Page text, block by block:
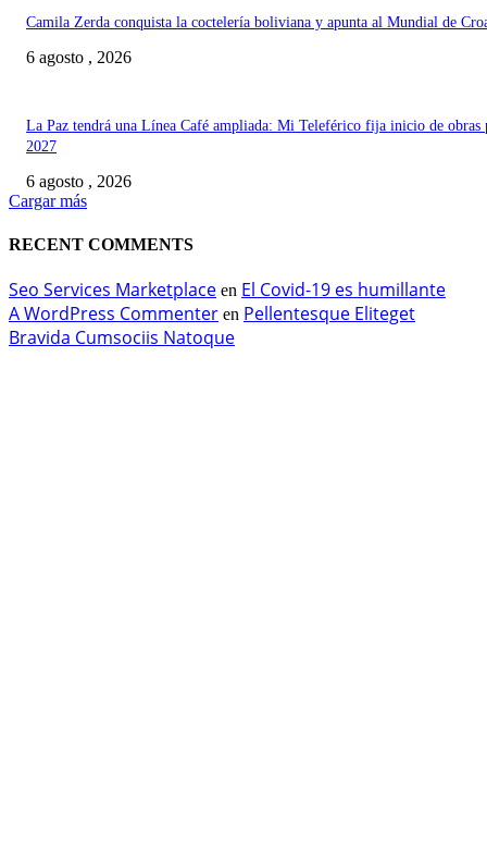
Camila Zerda conquista la coctelería boliviana y apunta al Mundial de
6 agosto , 2026
La Paz tendrá una Línea Café ampliada: Mi Teleférico fija inicio de obras
2027
6 agosto , 2026
Cargar más
RECENT COMMENTS
Seo Services Marketplace en El Covid-19 es humillante
A WordPress Commenter en Pellentesque Eliteget
Bravida Cumsociis Natoque